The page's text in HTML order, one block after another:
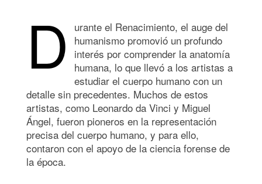
D
urante el Renacimiento, el auge del
humanismo promovió un profundo
interés por comprender la anatomía
humana, lo que llevó a los artistas a
estudiar el cuerpo humano con un
detalle sin precedentes. Muchos de estos
artistas, como Leonardo da Vinci y Miguel
Ángel, fueron pioneros en la representación
precisa del cuerpo humano, y para ello,
contaron con el apoyo de la ciencia forense de
la época.